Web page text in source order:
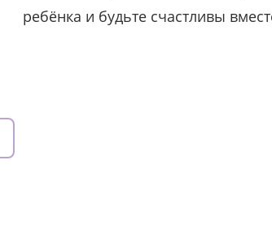
ребёнка и будьте счастливы